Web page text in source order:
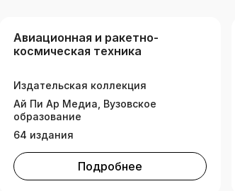
Авиационная и ракетно-
космическая техника
Издательская коллекция
Ай Пи Ар Медиа, Вузовское
образование
64 издания
Подробнее